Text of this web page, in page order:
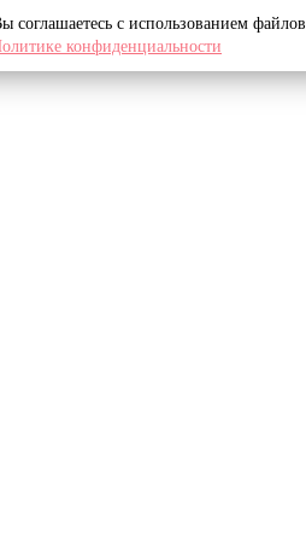
соглашаетесь с использованием файлов
конфиденциальности